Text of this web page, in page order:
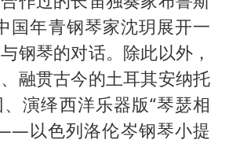
国年青钢琴家沈玥展开一
钢琴的对话。除此以外，
融贯古今的土耳其安纳托
演绎西洋乐器版“琴瑟相
以色列洛伦岑钢琴小提